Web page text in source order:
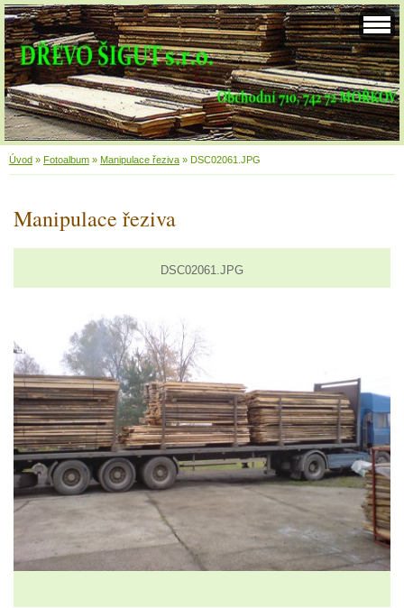
Úvod » Fotoalbum » Manipulace řeziva » DSC02061.JPG
Manipulace řeziva
DSC02061.JPG